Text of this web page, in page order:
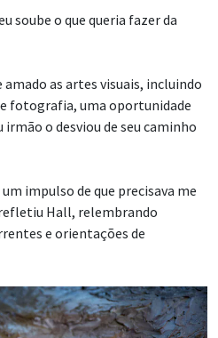
soube o que queria fazer da
as artes visuais, incluindo
fotografia, uma oportunidade
o desviou de seu caminho
impulso de que precisava me
Hall, relembrando
e orientações de